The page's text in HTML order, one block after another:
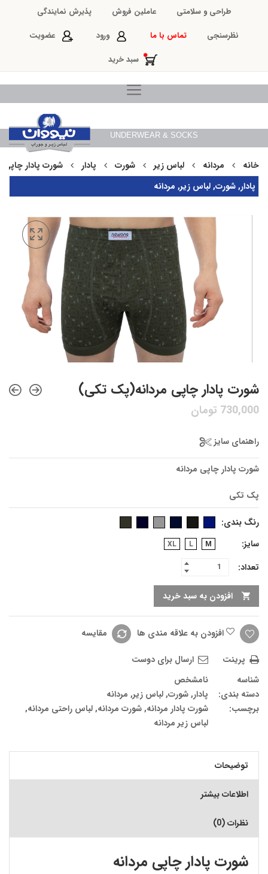
طراحی و سلامتی عاملین فروش
پذیرش نمایندگی
نظرسنجی
تماس با ما ورود
عضویت
سبد خرید
UNDERWEAR & SOCKS
خانه مردانه لباس زیر شورت پادار
شورت پادار
پادار,شورت,لباس زیر,مردانه
شورت پادار چاپی مردانه(پک تکی)
730,000 تومان
راهنمای سایز
شورت پادار چاپی مردانه
پک تکی
رنگ بندی
سایز
M
L
XL
تعداد:
افزودن به سبد خرید
افزودن به علاقه مندی ها
مقایسه
پرینت
ارسال برای دوست
شناسه
نامشخص
دسته بندی:
پادار,شورت,لباس زیر,مردانه
برچسب:
شورت پادار مردانه,شورت مردانه,لباس راحتی مردانه,
لباس زیر مردانه
توضیحات
اطلاعات بیشتر
نظرات (0)
شورت پادار چاپی مردانه